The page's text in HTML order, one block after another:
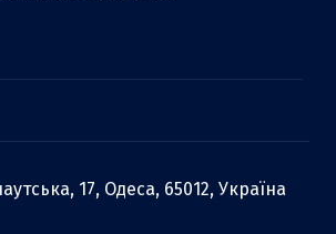
17, Одеса, 65012, Україна